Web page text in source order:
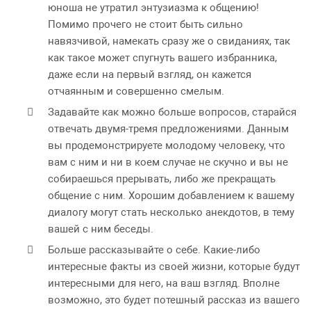
юноша не утратил энтузиазма к общению!
Помимо прочего не стоит быть сильно
навязчивой, намекать сразу же о свиданиях, так
как такое может спугнуть вашего избранника,
даже если на первый взгляд, он кажется
отчаянным и совершенно смелым.
Задавайте как можно больше вопросов, старайся
отвечать двумя-тремя предложениями. Данным
вы продемонстрируете молодому человеку, что
вам с ним и ни в коем случае не скучно и вы не
собираешься прерывать, либо же прекращать
общение с ним. Хорошим добавлением к вашему
диалогу могут стать несколько анекдотов, в тему
вашей с ним беседы.
Больше рассказывайте о себе. Какие-либо
интересные факты из своей жизни, которые будут
интересными для него, на ваш взгляд. Вполне
возможно, это будет потешный рассказ из вашего